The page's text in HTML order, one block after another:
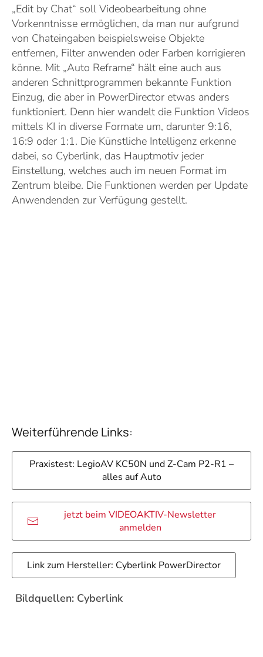
„Edit by Chat“ soll Videobearbeitung ohne
Vorkenntnisse ermöglichen, da man nur aufgrund
von Chateingaben beispielsweise Objekte
entfernen, Filter anwenden oder Farben korrigieren
könne. Mit „Auto Reframe“ hält eine auch aus
anderen Schnittprogrammen bekannte Funktion
Einzug, die aber in PowerDirector etwas anders
funktioniert. Denn hier wandelt die Funktion Videos
mittels KI in diverse Formate um, darunter 9:16,
16:9 oder 1:1. Die Künstliche Intelligenz erkenne
dabei, so Cyberlink, das Hauptmotiv jeder
Einstellung, welches auch im neuen Format im
Zentrum bleibe. Die Funktionen werden per Update
Anwendenden zur Verfügung gestellt.
Weiterführende Links:
Praxistest: LegioAV KC50N und Z-Cam P2-R1 –
alles auf Auto
jetzt beim VIDEOAKTIV-Newsletter
anmelden
Link zum Hersteller: Cyberlink PowerDirector
Bildquellen: Cyberlink